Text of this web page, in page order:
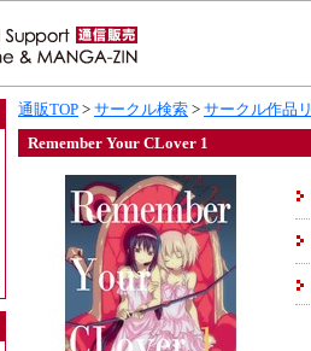
通販TOP > サークル検索 > サークル作品
Remember Your CLover 1